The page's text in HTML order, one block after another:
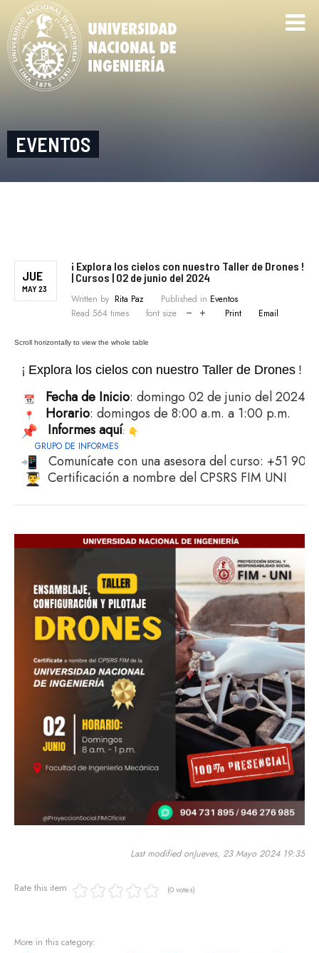
EVENTOS
JUE
MAY 23
¡ Explora los cielos con nuestro Taller de Drones !
| Cursos | 02 de junio del 2024
Written by Rita Paz Published in Eventos
Read 564 times
font size Print Email
¡ Explora los cielos con nuestro Taller de Drones !
Fecha de Inicio: domingo 02 de junio del 2024
Horario: domingos de 8:00 a.m. a 1:00 p.m.
Informes aquí:
GRUPO DE INFORMES
Comunícate con una asesora del curso: +51 904
Certificación a nombre del CPSRS FIM UNI
Last modified onJueves, 23 Mayo 2024 19:35
Rate this item (0 votes)
More in this category: